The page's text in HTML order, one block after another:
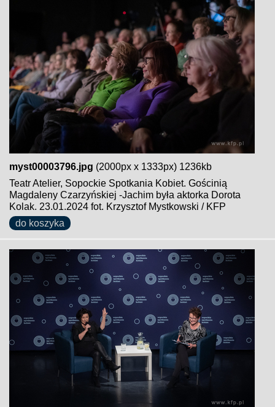
myst00003796.jpg (2000px x 1333px) 1236kb
Teatr Atelier, Sopockie Spotkania Kobiet. Gościnią
Magdaleny Czarzyńskiej -Jachim była aktorka Dorota
Kolak. 23.01.2024 fot. Krzysztof Mystkowski / KFP
do koszyka